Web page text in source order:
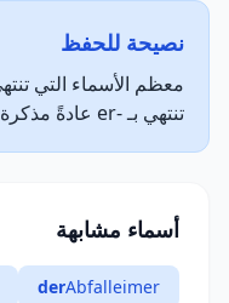
نصيحة للحفظ
تنتهي بـ -er عادةً مذكرة.
أسماء مشابهة
derAbfalleimer